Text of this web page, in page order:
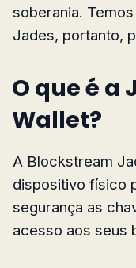
soberania.
Jades, portanto,
O que é a
Wallet?
A Blockstream
dispositivo físico
segurança as
acesso aos seus